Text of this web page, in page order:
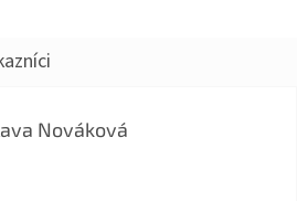
Nováková
obchodu je 5 z 5 hvězdiček.